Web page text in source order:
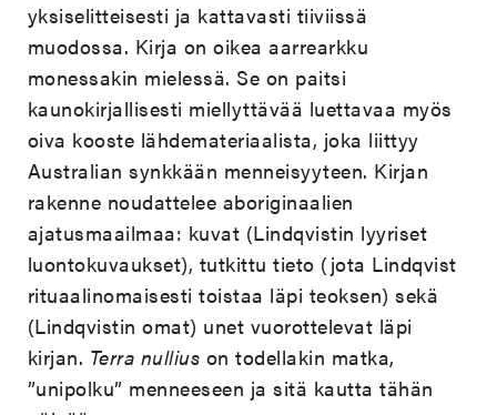
yksiselitteisesti ja kattavasti tiiviissä
muodossa. Kirja on oikea aarrearkku
monessakin mielessä. Se on paitsi
kaunokirjallisesti miellyttävää luettavaa myös
oiva kooste lähdemateriaalista, joka liittyy
Australian synkkään menneisyyteen. Kirjan
rakenne noudattelee aboriginaalien
ajatusmaailmaa: kuvat (Lindqvistin lyyriset
luontokuvaukset), tutkittu tieto (jota Lindqvist
rituaalinomaisesti toistaa läpi teoksen) sekä
(Lindqvistin omat) unet vuorottelevat läpi
kirjan. Terra nullius on todellakin matka,
”unipolku” menneeseen ja sitä kautta tähän